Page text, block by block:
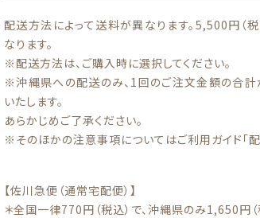
配送方法によって送料が異なります。5,500円（
なります。
※配送方法は、ご購入時に選択してください。
※沖縄県への配送のみ、1回のご注文金額の合
いたします。
あらかじめご了承ください。
※そのほかの注意事項についてはご利用ガイド「配
【佐川急便（通常宅配便）】
＊全国一律770円（税込）で、沖縄県のみ1,650円（